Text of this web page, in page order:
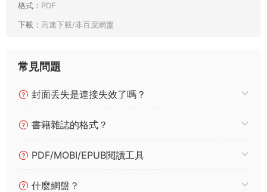
格式： PDF
下載： 高速下載/非百度網盤
常見問題
封面丢失是連接失效了嗎？
書籍雜誌的格式？
PDF/MOBI/EPUB閱讀工具
什麼網盤？